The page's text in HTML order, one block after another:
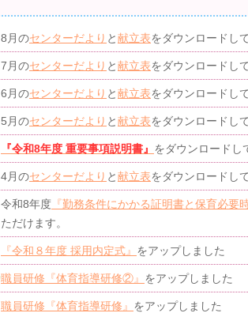
8月のセンターだより と献立表をダウンロードし
7月のセンターだより と献立表をダウンロードし
6月のセンターだより と献立表をダウンロードし
5月のセンターだより と献立表をダウンロードし
『令和8年度 重要事項説明書』 をダウンロードし
4月のセンターだより と献立表をダウンロードし
令和8年度 『勤務条件にかかる証明書と保育必要
ただけます。
『令和８年度 採用内定式』 をアップしました
職員研修『体育指導研修②』 をアップしました
職員研修『体育指導研修』 をアップしました